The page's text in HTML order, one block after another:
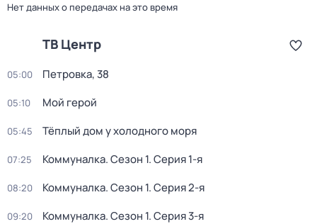
Нет данных о передачах на это время
ТВ Центр
05:00 Петровка, 38
05:10 Мой герой
05:45 Тёплый дом у холодного моря
07:25 Коммуналка. Сезон 1. Серия 1-я
08:20 Коммуналка. Сезон 1. Серия 2-я
09:20 Коммуналка. Сезон 1. Серия 3-я